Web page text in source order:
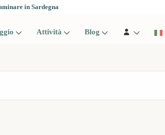
in Sardegna
Attività Blog